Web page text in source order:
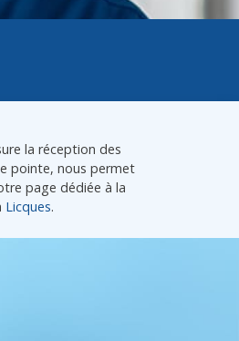
la réception des
pointe, nous permet
page dédiée à la
Licques.